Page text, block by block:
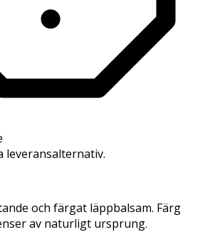
leveransalternativ.
och färgat läppbalsam. Färg
av naturligt ursprung.